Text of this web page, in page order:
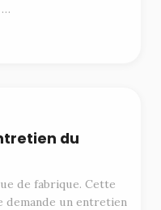
…
du
de fabrique. Cette
un entretien